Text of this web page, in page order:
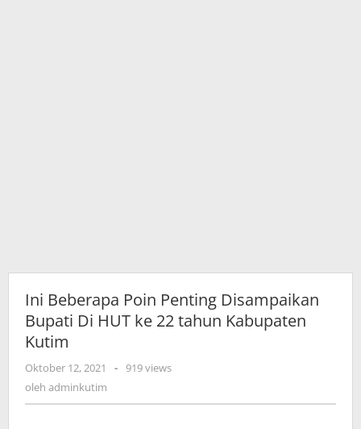
Ini Beberapa Poin Penting Disampaikan
Bupati Di HUT ke 22 tahun Kabupaten
Kutim
Oktober 12, 2021
oleh
- 919 views
oleh adminkutim